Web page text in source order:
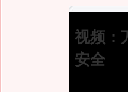
视频：
安全